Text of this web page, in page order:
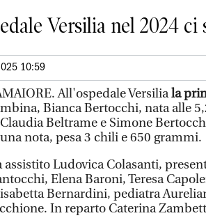
Versilia nel 2024
10:59
All'ospedale Versiliala
Bianca Bertocchi, nata alle
Beltrame e Simone
nota, pesa 3 chili e 650 grammi.
assistito Ludovica Colasanti,
Elena Baroni, Teresa
Bernardini, pediatra
In reparto Caterina